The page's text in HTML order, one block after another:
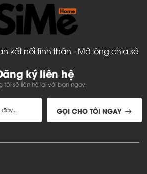
kết nối tình thân - Mở lòng chia sẻ
ký liên hệ
tôi sẽ liên hệ lại với bạn ngay.
GỌI CHO TÔI NGAY